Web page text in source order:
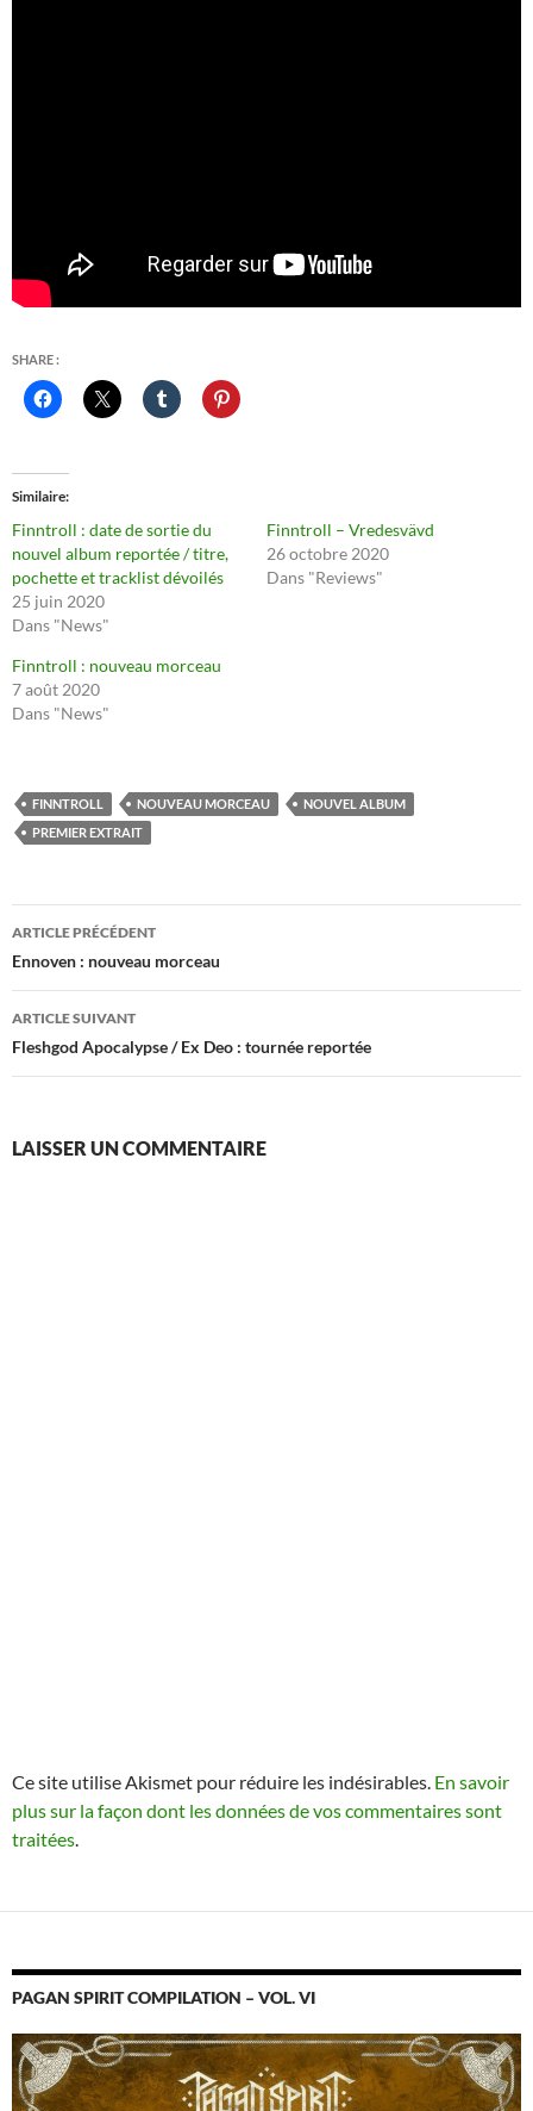
SHARE :
Similaire
Finntroll : date de sortie du
nouvel album reportée / titre,
pochette et tracklist dévoilés
25 juin 2020
Dans "News"
Finntroll – Vredesvävd
26 octobre 2020
Dans "Reviews"
Finntroll : nouveau morceau
7 août 2020
Dans "News"
FINNTROLL NOUVEAU MORCEAU
NOUVEL ALBUM
PREMIER EXTRAIT
Navigation
des
articles
ARTICLE PRÉCÉDENT
Ennoven : nouveau morceau
ARTICLE SUIVANT
Fleshgod Apocalypse / Ex Deo : tournée reportée
LAISSER UN COMMENTAIRE
Ce site utilise Akismet pour réduire les indésirables. En savoir
plus sur la façon dont les données de vos commentaires sont
traitées.
PAGAN SPIRIT COMPILATION – VOL. VI